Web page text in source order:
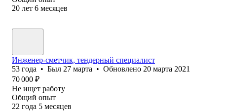
20 лет 6 месяцев
Инженер-сметчик, тендерный специалист
53 года • Был 27 марта • Обновлено 20 марта 2021
70 000 ₽
Не ищет работу
Общий опыт
22 года 5 месяцев